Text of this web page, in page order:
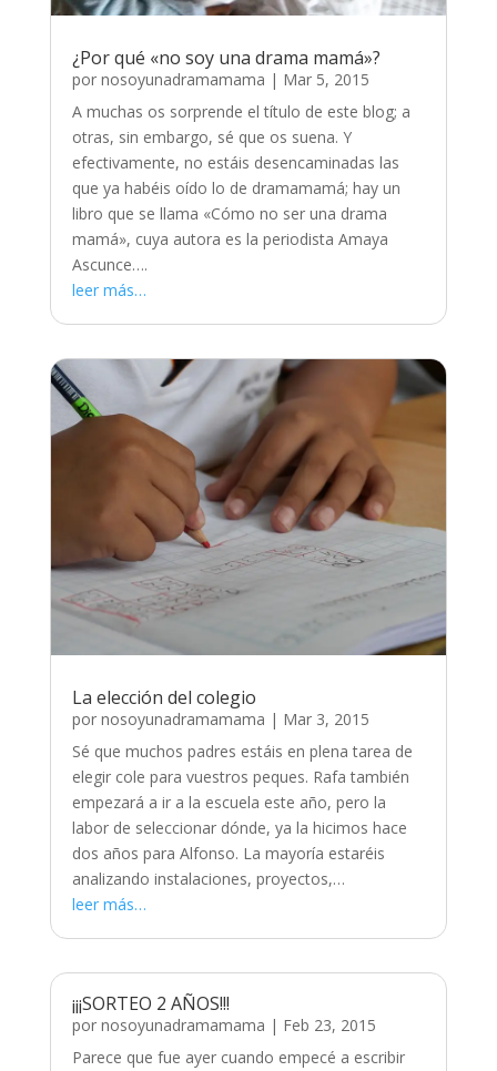
¿Por qué «no soy una drama mamá»?
por nosoyunadramamama | Mar 5, 2015
A muchas os sorprende el título de este blog; a
otras, sin embargo, sé que os suena. Y
efectivamente, no estáis desencaminadas las
que ya habéis oído lo de dramamamá; hay un
libro que se llama «Cómo no ser una drama
mamá», cuya autora es la periodista Amaya
Ascunce….
leer más…
La elección del colegio
por nosoyunadramamama | Mar 3, 2015
Sé que muchos padres estáis en plena tarea de
elegir cole para vuestros peques. Rafa también
empezará a ir a la escuela este año, pero la
labor de seleccionar dónde, ya la hicimos hace
dos años para Alfonso. La mayoría estaréis
analizando instalaciones, proyectos,…
leer más…
¡¡¡SORTEO 2 AÑOS!!!
por nosoyunadramamama | Feb 23, 2015
Parece que fue ayer cuando empecé a escribir